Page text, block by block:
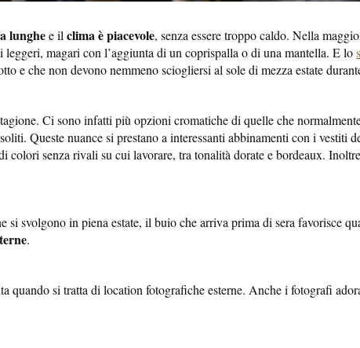
lunghee ilclima è piacevole, senza essere troppo caldo. Nella
leggeri, magari con l’aggiunta di un coprispalla o di una mantella. E lo
e che non devono nemmeno sciogliersi al sole di mezza estate
Ci sono infatti più opzioni cromatiche di quelle che
Queste nuance si prestano a interessanti abbinamenti con i vestiti
colori senza rivali su cui lavorare, tra tonalità dorate e bordeaux.
svolgono in piena estate, il buio che arriva prima di sera favorisce
.
quando si tratta di location fotografiche esterne. Anche i fotografi